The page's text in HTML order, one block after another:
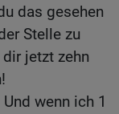
das gesehen
Stelle zu
jetzt zehn
wenn ich 1